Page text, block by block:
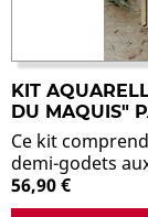
KIT
DU MAQUIS"
Ce kit
demi-godets
56,90 €